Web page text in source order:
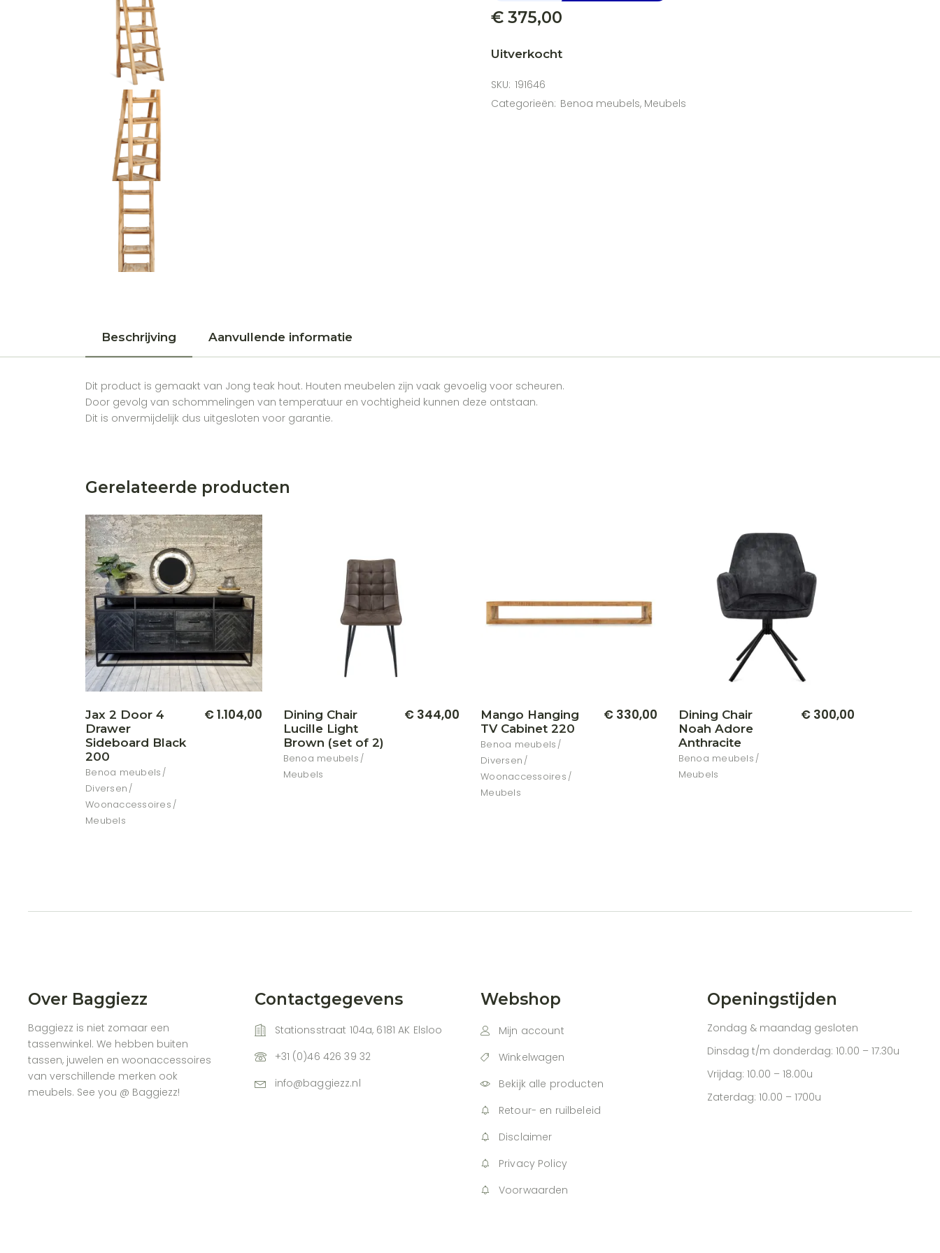
€ 375,00
Uitverkocht
SKU: 191646
Categorieën: Benoa meubels, Meubels
Beschrijving Aanvullende informatie
Dit product is gemaakt van Jong teak hout. Houten meubelen zijn vaak gevoelig voor scheuren.
Door gevolg van schommelingen van temperatuur en vochtigheid kunnen deze ontstaan.
Dit is onvermijdelijk dus uitgesloten voor garantie.
Gerelateerde producten
Jax 2 Door 4
Drawer
Sideboard Black
200
Benoa meubels
Diversen
Woonaccessoires
Meubels
€1.104,00
Dining Chair
Lucille Light
Brown (set of 2)
Benoa meubels
Meubels
€ 344,00
Mango Hanging
TV Cabinet 220
Benoa meubels
Diversen
Woonaccessoires
Meubels
€330,00
Dining Chair
Noah Adore
Anthracite
Benoa meubels
Meubels
€ 300,00
Over Baggiezz
Baggiezz is niet zomaar een
tassenwinkel. We hebben buiten
tassen, juwelen en woonaccessoires
van verschillende merken ook
meubels. See you @ Baggiezz!
Contactgegevens
Stationsstraat 104a, 6181 AK Elsloo
+31 (0)46 426 39 32
info@baggiezz.nl
Webshop
Mijn account
Winkelwagen
Bekijk alle producten
Retour- en ruilbeleid
Disclaimer
Privacy Policy
Voorwaarden
Openingstijden
Zondag & maandag gesloten
Dinsdag t/m donderdag: 10.00 – 17.30u
Vrijdag: 10.00 – 18.00u
Zaterdag: 10.00 – 1700u